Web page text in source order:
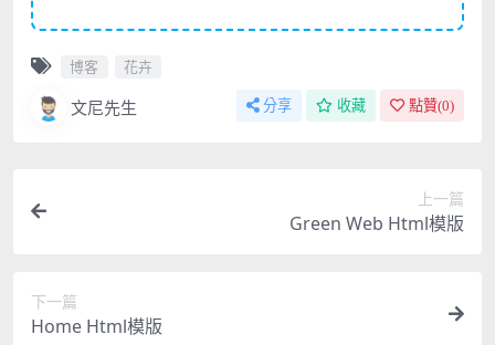
博客 花卉
文尼先生 分享 收藏 點贊(0)
上一篇
Green Web Html模版
下一篇
Home Html模版